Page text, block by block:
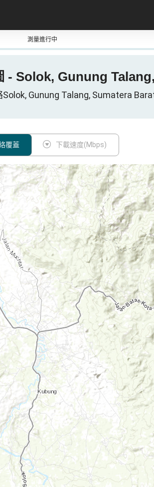
測量進行中
- Solok, Gunung
Gunung Talang, Sumatera
覆蓋 下載速度(Mbps)